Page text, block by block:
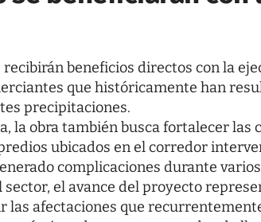
recibirán beneficios directos con la
que históricamente han
precipitaciones.
la obra también busca fortalecer las
ubicados en el corredor
complicaciones durante
el avance del proyecto
afectaciones que